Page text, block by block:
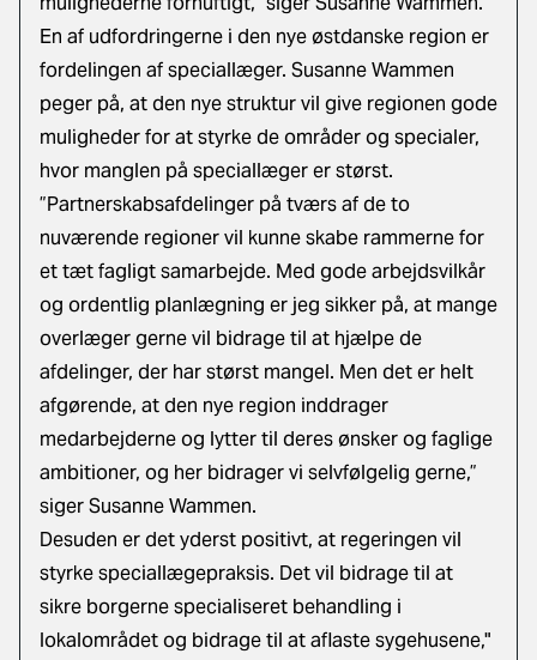
En af udfordringerne i den nye østdanske region er
fordelingen af speciallæger. Susanne Wammen
peger på, at den nye struktur vil give regionen gode
muligheder for at styrke de områder og specialer,
hvor manglen på speciallæger er størst.
”Partnerskabsafdelinger på tværs af de to
nuværende regioner vil kunne skabe rammerne for
et tæt fagligt samarbejde. Med gode arbejdsvilkår
og ordentlig planlægning er jeg sikker på, at mange
overlæger gerne vil bidrage til at hjælpe de
afdelinger, der har størst mangel. Men det er helt
afgørende, at den nye region inddrager
medarbejderne og lytter til deres ønsker og faglige
ambitioner, og her bidrager vi selvfølgelig gerne,”
siger Susanne Wammen.
Desuden er det yderst positivt, at regeringen vil
styrke speciallægepraksis. Det vil bidrage til at
sikre borgerne specialiseret behandling i
lokalområdet og bidrage til at aflaste sygehusene,"